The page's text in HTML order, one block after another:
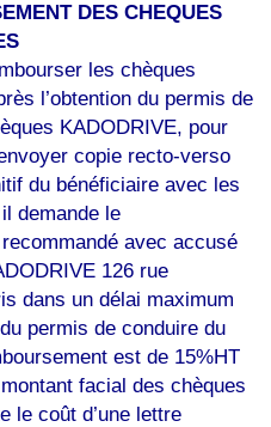
DES CHEQUES
les chèques
l’obtention du permis de
KADODRIVE, pour
copie recto-verso
du bénéficiaire avec les
demande le
avec accusé
126 rue
dans un délai maximum
permis de conduire du
est de 15%HT
facial des chèques
le coût d’une lettre